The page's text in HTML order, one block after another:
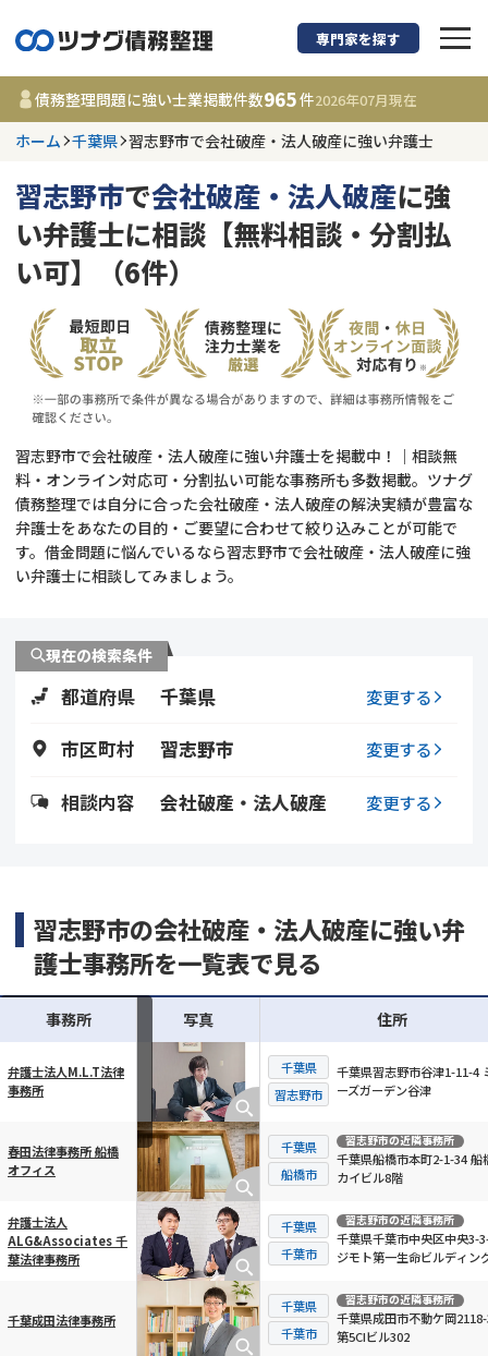
債務整理に強い弁
千葉県
事務所 965
件
更新日 :2026年07月31日
相談内容で探す
借金返済相談・交渉
時効援用
会社破産・法人破産
費用相場
債務整理
個人再生（民事再生）
専門家を探す
債務整理問題に強い士業掲載件数965件2026年07月現在
ホーム 千葉県 習志野市で会社破産・法人破産に強い弁護士
習志野市で会社破産・法人破産に強
い弁護士に相談【無料相談・分割払
い可】（6件）
習志野市で会社破産・法人破産に強い弁護士を掲載中！｜相談無
料・オンライン対応可・分割払い可能な事務所も多数掲載。ツナグ
債務整理では自分に合った会社破産・法人破産の解決実績が豊富な
弁護士をあなたの目的・ご要望に合わせて絞り込みことが可能で
す。借金問題に悩んでいるなら習志野市で会社破産・法人破産に強
い弁護士に相談してみましょう。
現在の検索条件
都道府県 千葉県 変更する
市区町村 習志野市 変更する
相談内容 会社破産・法人破産 変更する
習志野市の会社破産・法人破産に強い弁
護士事務所を一覧表で見る
横スクロール可能
事務所 写真 住所
弁護士法人M.L.T法律
事務所
千葉県
習志野市
千葉県習志野市谷津1-11-4
ーズガーデン谷津
春田法律事務所 船橋
オフィス
千葉県
船橋市
習志野市の近隣事務所
千葉県船橋市本町2-1-34 船
カイビル8階
弁護士法人
ALG&Associates 千
葉法律事務所
千葉県
千葉市
習志野市の近隣事務所
千葉県千葉市中央区中央3-
ジモト第一生命ビルディン
千葉成田法律事務所
千葉県
千葉市
習志野市の近隣事務所
千葉県成田市不動ケ岡
第5CIビル302